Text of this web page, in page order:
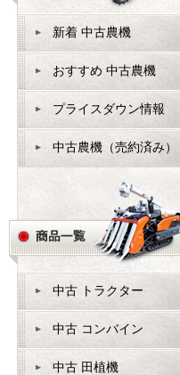
新着 中古農機
おすすめ 中古農機
プライスダウン情報
中古農機（売約済み）
中古 トラクター
中古 コンバイン
中古 田植機